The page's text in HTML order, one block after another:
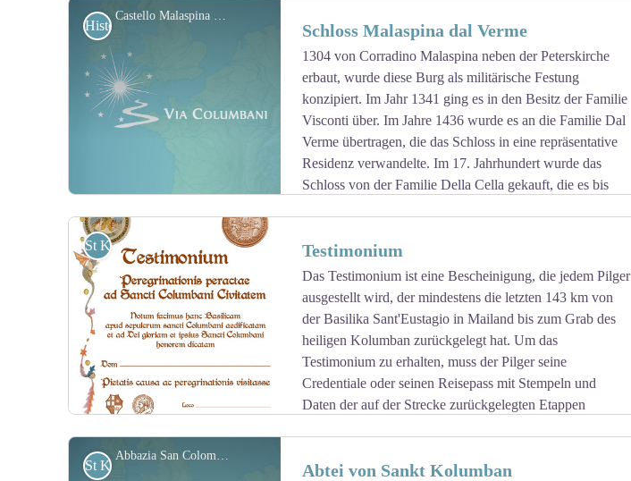
View picture in full screen
Castello Malaspina Dal Verme
View picture in full screen
Historisch Schloss Malaspina dal Verme
1304 von Corradino Malaspina neben der Peterskirche
erbaut, wurde diese Burg als militärische Festung
konzipiert. Im Jahr 1341 ging es in den Besitz der Familie
Visconti über. Im Jahre 1436 wurde es an die Familie Dal
Verme übertragen, die das Schloss in eine repräsentative
Residenz verwandelte. Im 17. Jahrhundert wurde das
Schloss von der Familie Della Cella gekauft, die es bis
St Kolumban Testimonium
Das Testimonium ist eine Bescheinigung, die jedem Pilger
ausgestellt wird, der mindestens die letzten 143 km von
der Basilika Sant'Eustagio in Mailand bis zum Grab des
heiligen Kolumban zurückgelegt hat. Um das
Testimonium zu erhalten, muss der Pilger seine
Credentiale oder seinen Reisepass mit Stempeln und
Daten der auf der Strecke zurückgelegten Etappen
Adresse, bei der Sie das Testimonium erhalten können:
Abbazia San Colombano
St Kolumban Abtei von Sankt Kolumban